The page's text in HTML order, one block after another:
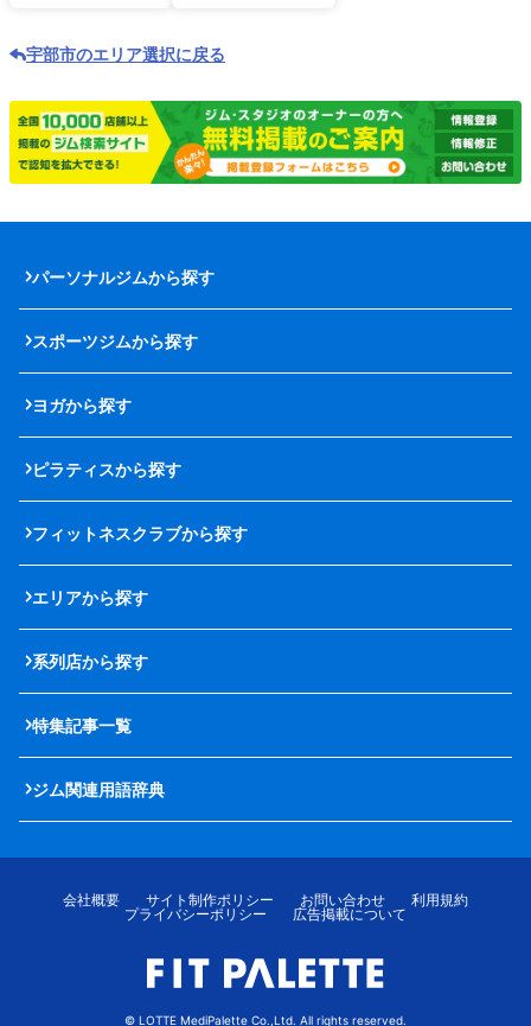
宇部市のエリア選択に戻る
パーソナルジムから探す
スポーツジムから探す
ヨガから探す
ピラティスから探す
フィットネスクラブから探す
エリアから探す
系列店から探す
特集記事一覧
ジム関連用語辞典
会社概要 サイト制作ポリシー お問い合わせ
利用規約
プライバシーポリシー
広告掲載について
© LOTTE MediPalette Co.,Ltd. All rights reserved.